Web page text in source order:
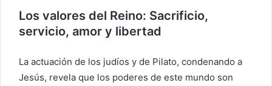
Los valores del Reino: Sacrificio,
servicio, amor y libertad
La actuación de los judíos y de Pilato, condenando a
Jesús, revela que los poderes de este mundo son